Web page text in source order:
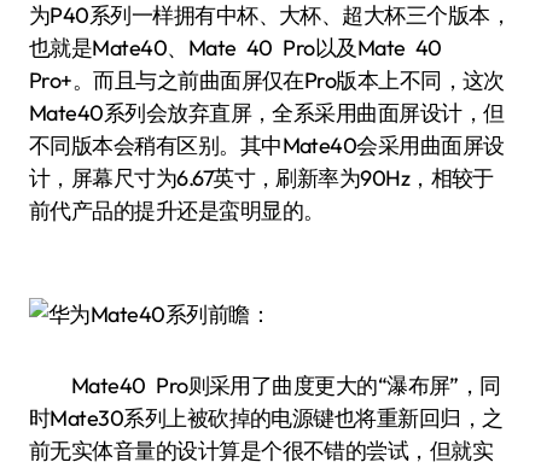
为P40系列一样拥有中杯、大杯、超大杯三个版本，
也就是Mate40、Mate 40 Pro以及Mate 40
Pro+。而且与之前曲面屏仅在Pro版本上不同，这次
Mate40系列会放弃直屏，全系采用曲面屏设计，但
不同版本会稍有区别。其中Mate40会采用曲面屏设
计，屏幕尺寸为6.67英寸，刷新率为90Hz，相较于
前代产品的提升还是蛮明显的。
Mate40 Pro则采用了曲度更大的“瀑布屏”，同
时Mate30系列上被砍掉的电源键也将重新回归，之
前无实体音量的设计算是个很不错的尝试，但就实